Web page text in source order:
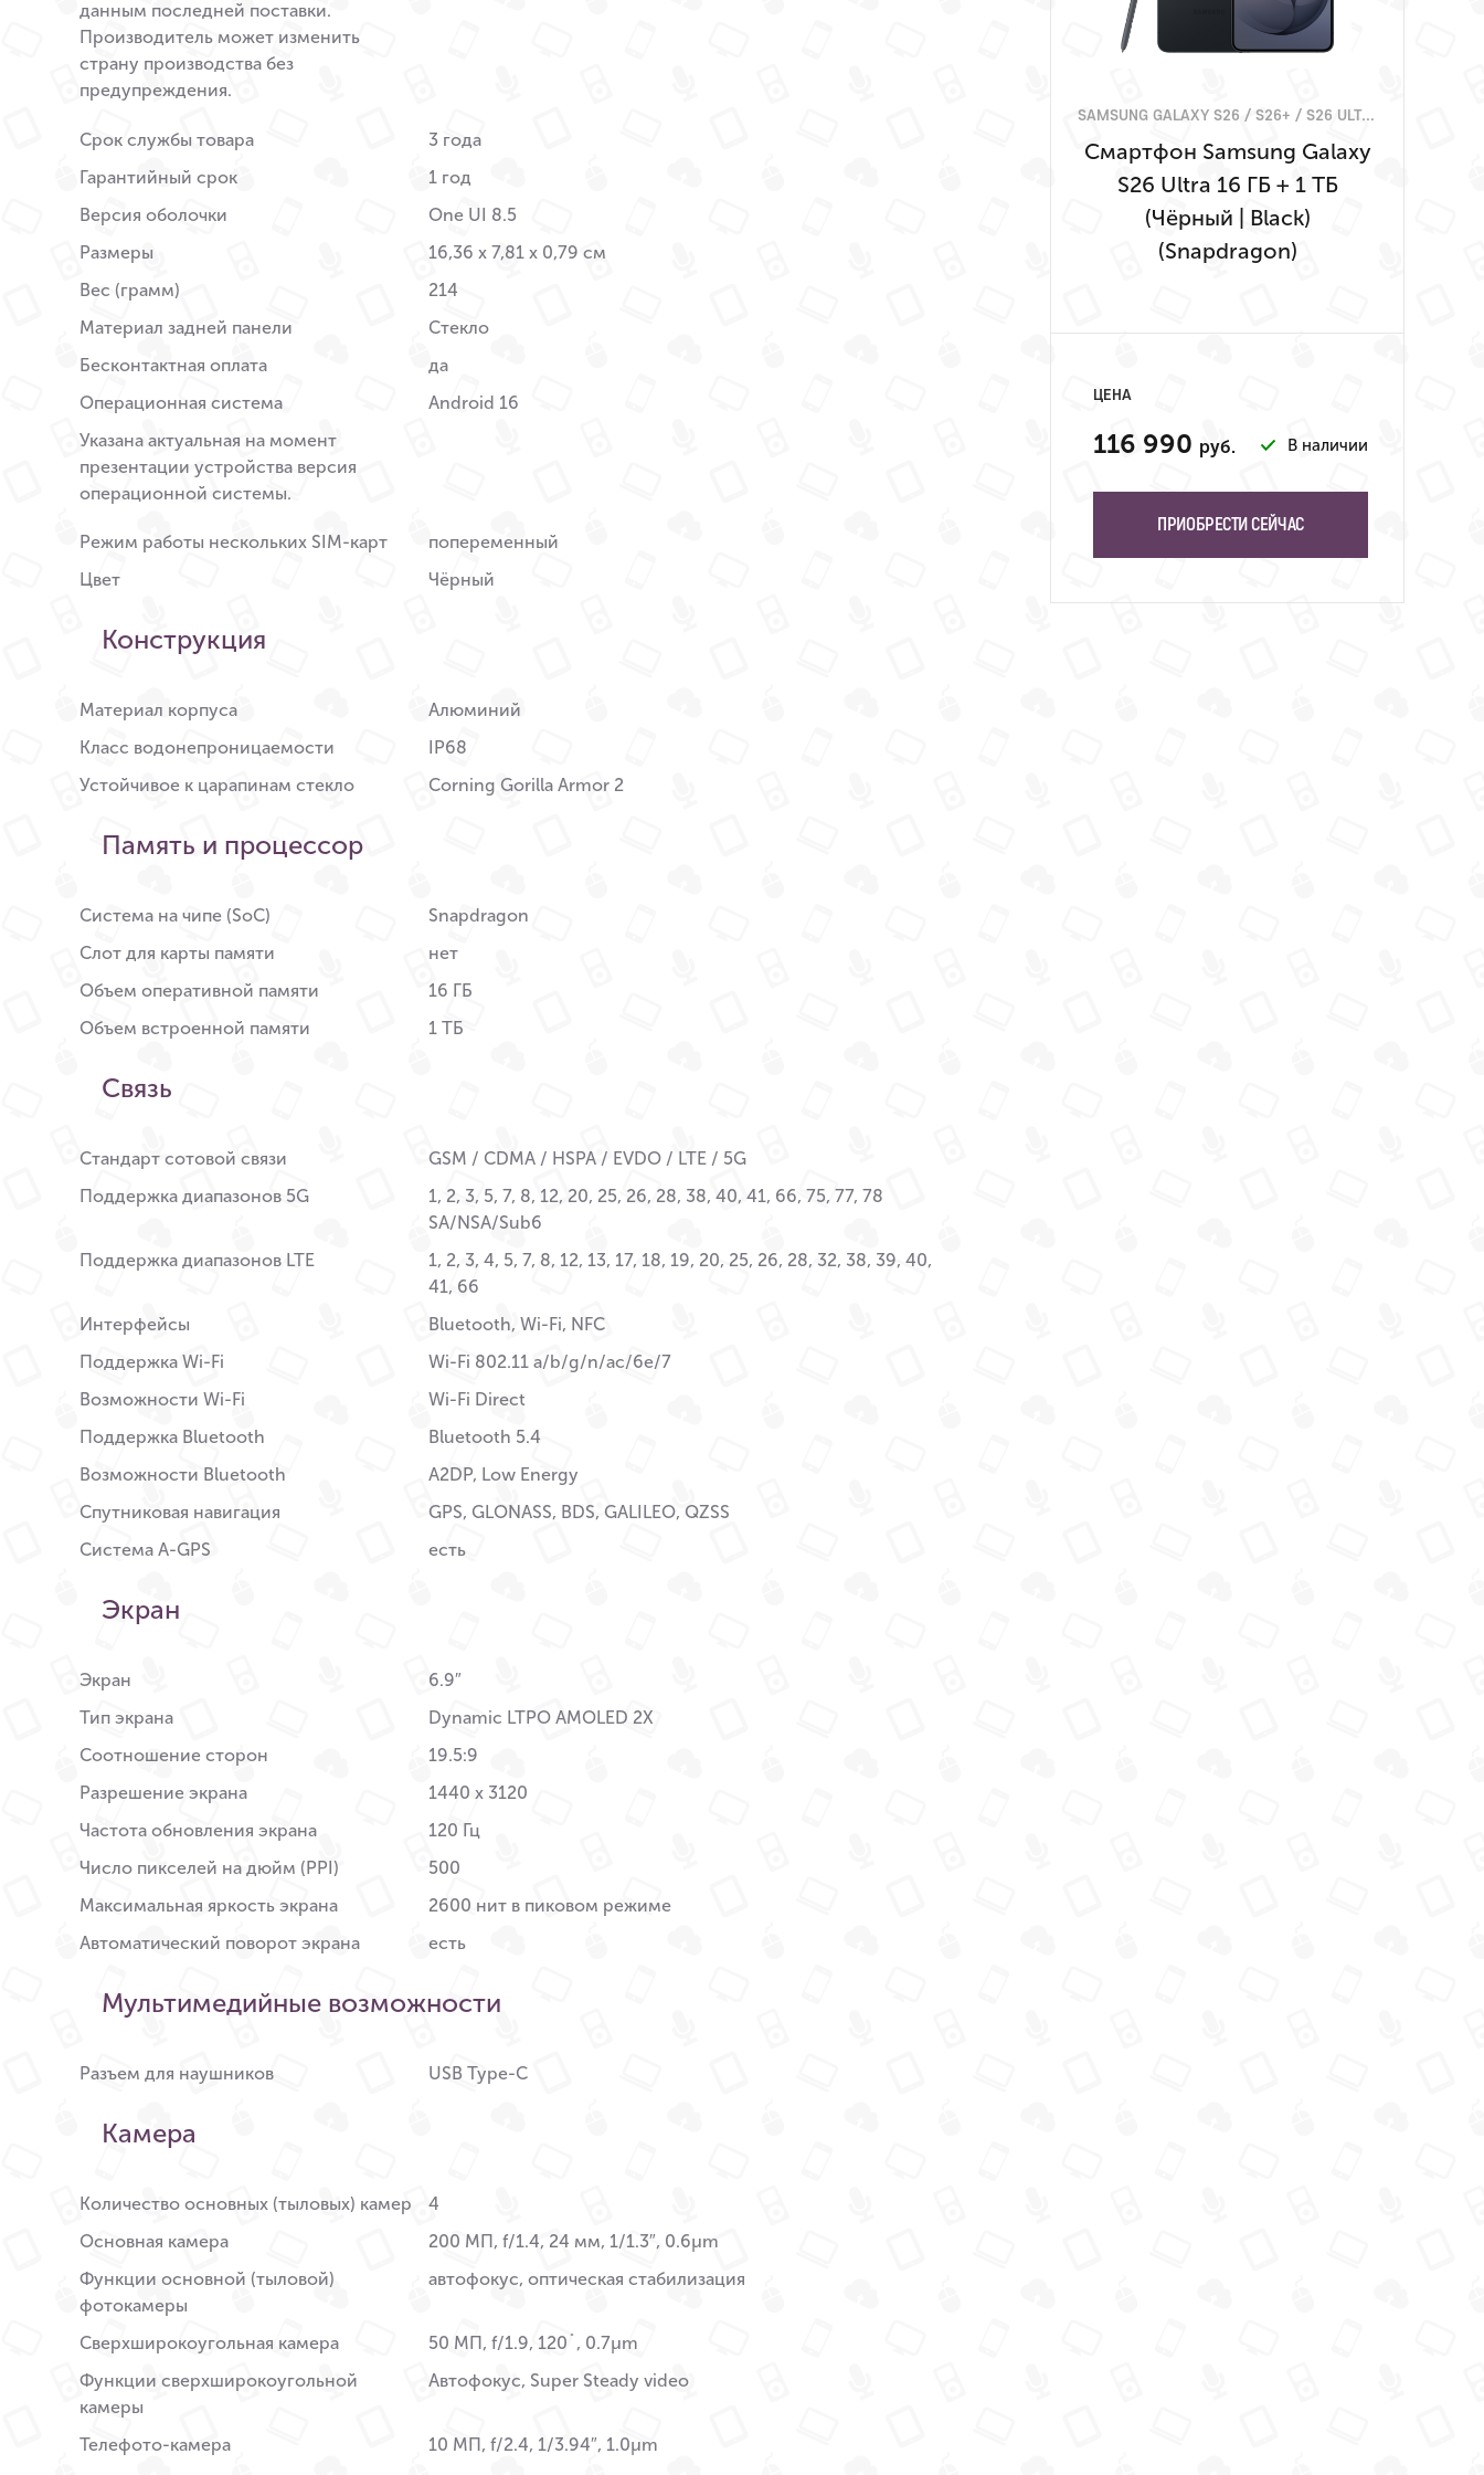
данным последней поставки.
Производитель может изменить
страну производства без
предупреждения.
Срок службы товара
3 года
Гарантийный срок
1 год
Версия оболочки
One UI 8.5
Размеры
16,36 x 7,81 x 0,79 см
Вес (грамм)
214
Материал задней панели
Стекло
Бесконтактная оплата
да
Операционная система
Указана актуальная на момент
презентации устройства версия
операционной системы.
Android 16
Режим работы нескольких SIM-карт
попеременный
Цвет
Чёрный
Конструкция
Материал корпуса
Алюминий
Класс водонепроницаемости
IP68
Устойчивое к царапинам стекло
Corning Gorilla Armor 2
Память и процессор
Система на чипе (SoC)
Snapdragon
Слот для карты памяти
нет
Объем оперативной памяти
16 ГБ
Объем встроенной памяти
1 ТБ
Связь
Стандарт сотовой связи
GSM / CDMA / HSPA / EVDO / LTE / 5G
Поддержка диапазонов 5G
1, 2, 3, 5, 7, 8, 12, 20, 25, 26, 28, 38, 40, 41, 66, 75, 77, 78
SA/NSA/Sub6
Поддержка диапазонов LTE
1, 2, 3, 4, 5, 7, 8, 12, 13, 17, 18, 19, 20, 25, 26, 28, 32, 38, 39, 40,
41, 66
Интерфейсы
Bluetooth, Wi-Fi, NFC
Поддержка Wi-Fi
Wi-Fi 802.11 a/b/g/n/ac/6e/7
Возможности Wi-Fi
Wi-Fi Direct
Поддержка Bluetooth
Bluetooth 5.4
Возможности Bluetooth
A2DP, Low Energy
Спутниковая навигация
GPS, GLONASS, BDS, GALILEO, QZSS
Система A-GPS
есть
Экран
Экран
6.9″
Тип экрана
Dynamic LTPO AMOLED 2X
Соотношение сторон
19.5:9
Разрешение экрана
1440 x 3120
Частота обновления экрана
120 Гц
Число пикселей на дюйм (PPI)
500
Максимальная яркость экрана
2600 нит в пиковом режиме
Автоматический поворот экрана
есть
Мультимедийные возможности
Разъем для наушников USB Type-C
Камера
Количество основных (тыловых) камер
4
Основная камера
200 МП, f/1.4, 24 мм, 1/1.3″, 0.6µm
Функции основной (тыловой)
фотокамеры
автофокус, оптическая стабилизация
Сверхширокоугольная камера
50 МП, f/1.9, 120˚, 0.7µm
Функции сверхширокоугольной
камеры
Автофокус, Super Steady video
Телефото-камера
10 МП, f/2.4, 1/3.94″, 1.0µm
SAMSUNG GALAXY S26 / S26+ / S26 ULTRA
Смартфон Samsung Galaxy
S26 Ultra 16 ГБ + 1 ТБ
(Чёрный | Black)
(Snapdragon)
ЦЕНА
116 990 руб. В наличии
ПРИОБРЕСТИ СЕЙЧАС